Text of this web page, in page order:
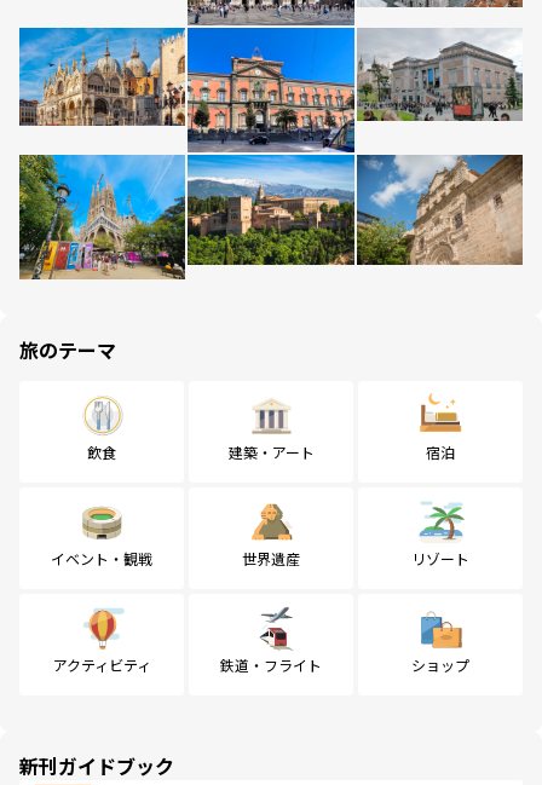
旅のテーマ
飲食 建築・アート 宿泊
イベント・観戦 世界遺産 リゾート
アクティビティ 鉄道・フライト ショップ
新刊ガイドブック